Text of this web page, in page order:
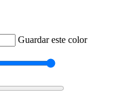
Guardar este color